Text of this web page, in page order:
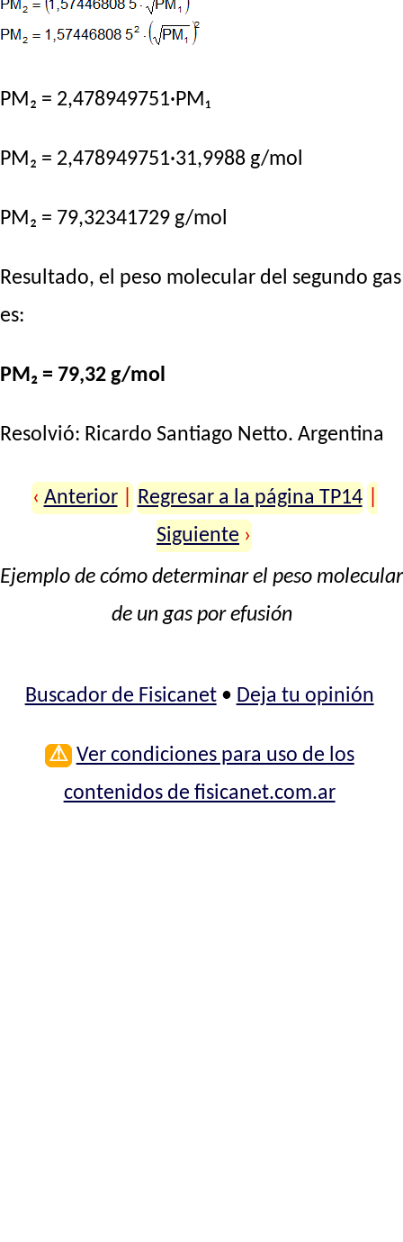
PM₂ = 2,478949751·PM₁
PM₂ = 2,478949751·31,9988 g/mol
PM₂ = 79,32341729 g/mol
Resultado, el peso molecular del segundo gas
es:
PM₂ = 79,32 g/mol
Resolvió: Ricardo Santiago Netto. Argentina
‹ Anterior Regresar a la página TP14
Siguiente ›
Ejemplo de cómo determinar el peso molecular
de un gas por efusión
Buscador de Fisicanet• Deja tu opinión
⚠ Ver condiciones para uso de los
contenidos de fisicanet.com.ar